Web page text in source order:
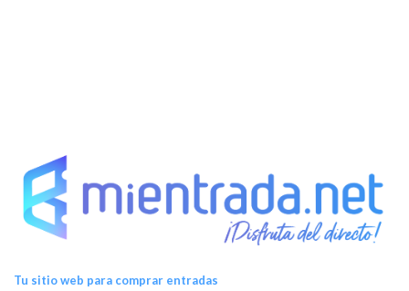
Tu sitio web para comprar entradas